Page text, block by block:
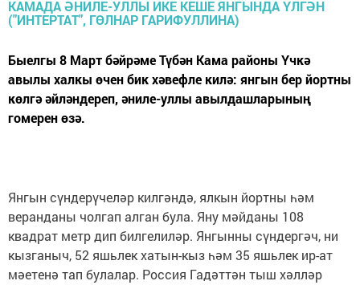
Быелгы 8 Март бәйрәме Түбән Кама районы Үчкә
авылы халкы өчен бик хәвефле килә: янгын бер йортны
көлгә әйләндереп, әниле-уллы авылдашларының
гомерен өзә.
Янгын сүндерүчеләр килгәндә, ялкын йортны һәм
веранданы чолгап алган була. Яну мәйданы 108
квадрат метр дип билгелиләр. Янгынны сүндергәч, ни
кызганыч, 52 яшьлек хатын-кыз һәм 35 яшьлек ир-ат
мәетенә тап булалар. Россия Гадәттән тыш хәлләр